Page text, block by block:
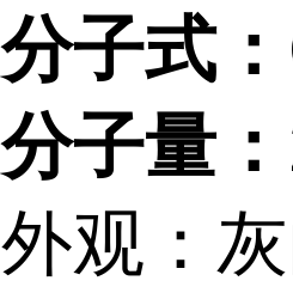
分子式：
分子量：
外观：